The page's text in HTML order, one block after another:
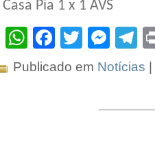
Casa Pia 1 x 1 AVS
WhatsApp
Facebook
Twitter
Publicado em Notícias